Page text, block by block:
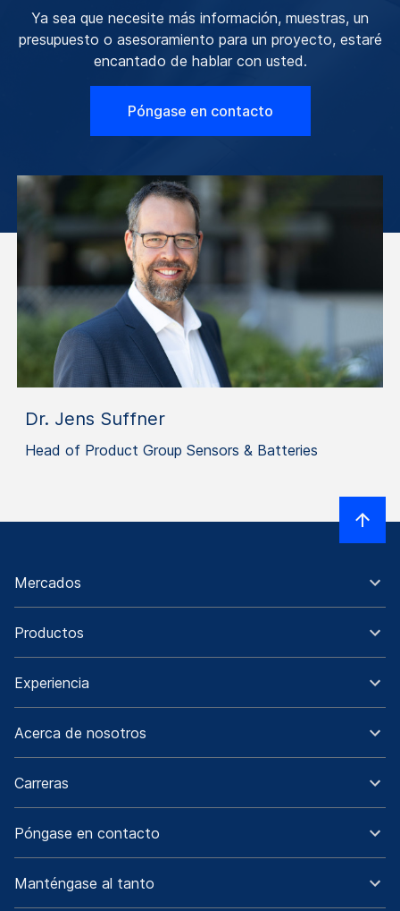
Ya sea que necesite más información, muestras, un
presupuesto o asesoramiento para un proyecto, estaré
encantado de hablar con usted.
Póngase en contacto
Dr. Jens Suffner
Head of Product Group Sensors & Batteries
Mercados
Productos
Experiencia
Acerca de nosotros
Carreras
Póngase en contacto
Manténgase al tanto